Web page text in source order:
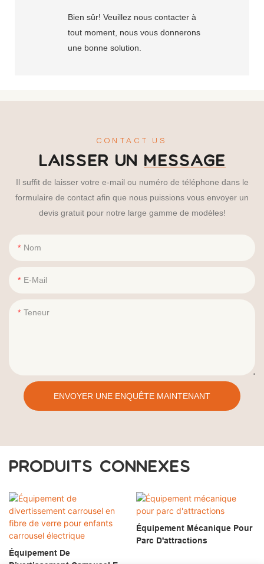
Bien sûr! Veuillez nous contacter à
tout moment, nous vous donnerons
une bonne solution.
CONTACT US
LAISSER UN MESSAGE
Il suffit de laisser votre e-mail ou numéro de téléphone dans le
formulaire de contact afin que nous puissions vous envoyer un
devis gratuit pour notre large gamme de modèles!
Nom
E-Mail
Teneur
ENVOYER UNE ENQUÊTE MAINTENANT
PRODUITS CONNEXES
Équipement De
Équipement Mécanique Pour
Parc D'attractions